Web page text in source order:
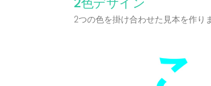
2つの色を掛け合わせた見本を作り